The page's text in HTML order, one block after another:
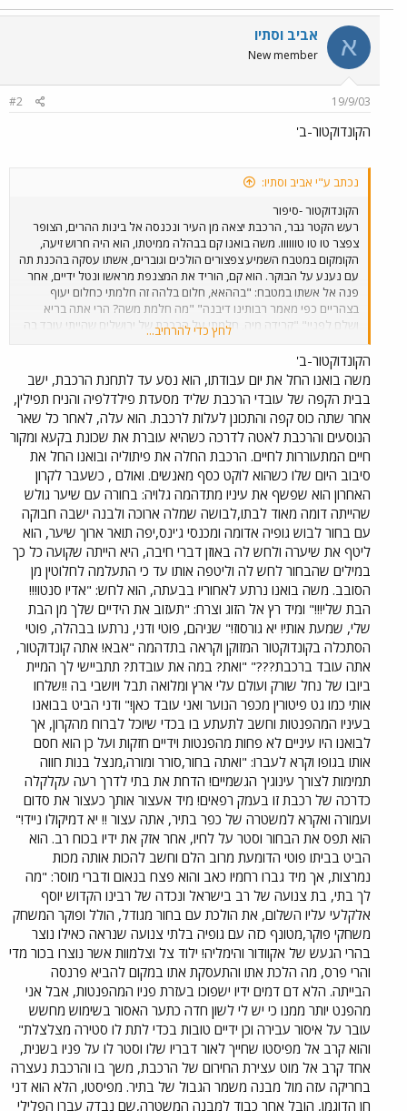
א אביב וסתיו
New member
19/9/03
#2
הקונדוקטור-ב'
נכתב ע"י אביב וסתיו:
הקונדוקטור -סיפור
רעש הקטר גבר, הרכבת יצאה מן העיר ונכנסה אל בינות ההרים, הצופר
צפצר טו טו טוווווו. משה בואנו קם בבהלה ממיטתו, הוא היה חרוש זיעה,
הקומקום במטבח השמיע צפצורים הולכים וגוברים, אשתו עסקה בהכנת תה
עם נענע על הבוקר. הוא קם, הוריד את המצנפת מראשו ונטל ידיים, אחר
פנה אל אשתו במטבח: "בההאא, חלום בלהה זה חלמתי כחלום יעוף
בצהריים כפי מאמר רבותינו דיבנה" "מה חלמת משה? הרי אתה בריא
ושלם לפניי" "קרידה מיה, חלמתי על הרכבת של ירושלים שהייתי עובד בה
כשהייתי אברך עול ימים לפני שהשתדכתי לך, אני מודאג מודאג נרבוזו,
בחייאת אמא שלי עליה השלום" הוא נטל את החליפה והכובע ופסע לעבר
כפר הנוער. מעטפה לבנה חיכתה לו לאחר סדר הבוקר ולאחר ששב אל
משרדו, לשכת הגזית : "סור נא אל מר נשפולק לשיחה" בישרה תכולת
המעטפה החשודה" מר נשפולק חיכה לו במשרד, יחד עמו ישב גם מנהל
כח האדם של הכפר, משה בואנו ראה אותם יושבים ומביטים בו, ועתה הבין
את פשר הדבר. כשיצא מן המשרד של נשפולק שבור לב, הבין כי עקב
צמצומים, הוציאו חלק מן העובדים לחופשה ללא תשלום לזמן ללא הגבלה.
משה בואנו בלע את הכאב כבלוע מנה גדושה של קציצות, הוא חשב על
המשפחה והכבוד הספרדי, נכלם ונבוש לנוכח החוצפה, הוא בלע את זעמו
וחיפש עבודה בשבילו על מנת לפרנס את אשתו עזיזה, את בתו הבכורה
ובניו הקטים יוסף וסלבדור. לאחר זמן מה, ולאחר "דיבור" עם חברים מצא
משה בואנו החרדי, משרה כקונדוקטור בקו הדו יומי מירושלים לתל
אביב.כלומר -מבחינתו חלום הלילה הנורא התגשם. הוא לא סיפר מאום
לאשתו ולבני משפחתו מחמת הכבוד העצמי ומחמת עין הטוב, ואך סיפר כי
הועבר למשרה פקידותית בתל אביב בבוקר היה קם מוקדם, יורד לתחנת
ירושלים, התחנה הוותיקה, אל הרכבת החומה של השכם בבוקר אשר נסעה
בינות לעמק רפאים עד אשר פיתולי הפיתולים שלה נגמרו בתחנת בית
שמש, ושם במרחבי השפלה, שעטה הרכבת אל תחנת לוד, משם אל ראש
העין הנטושה ומשם דרך בני ברק אל תחנת תל ברוך ומשם כחץ נורה הישר
אל תחנת תל אביב ארלוזורוב-ושם ירד בואנו והתחלף עם הקונדוקטור של
קו תל אביב חיפה. מראה בלתי שגרתי היה לו: לבוש כובע כרטיסן והדור זקן,
היה נראה כמו איכר רוסי מן המאה השמונה עשרה, אך כשהיה פותח את
פיו ומרעים, לא היו יודעים הנוסעים הכיצד זה התגלגל ס"ט מכובד שכמותו
אל משרה זוטרה שכזו. נוסעים מעטים היו נוסעים בקו זה, בקושי היה מנין
שמשה בואנו יאמר בו קדיש...והתלמידים של כפר הנוער שהיו נוסעים
לשפלה, העדיפו לעשות זאת באוטובוס. משה בואנו הצטיין בהשלטת חוק
ותשלום, זאת משום שבהיותו נער שימש כקונדוקטור: מספיק היה מבט אחד
מעיניו או נאום עטור בפסוקים וחידודי מילים מפיו על מנת לגרום לנוסע
הכי מרדן לשלם לו את דמי הנסיעה, ובמקרה הכי גרוע של לקוח שאבד
כספו,היה משה בואנו מוריד את החגורה ואומר: "הרי לך פח ריק,חנדראז'ו,
הנה אצליף בך כדבר המאמר חושך שבטו שונא בנו, ואתה לי כמו בן- אך
סורר ומורה, אינו שומע בקול נציג רכבת ישראל ועליך לשלם לי את דמי
הנסיעה ולהמציא זאת לידיי עד נגיע אל תחנת תל אביב, ולא -תימסר לבית
המשמר!" על כן יצא שמעו של בואנו בקרב חוג הנוסעים המעטים של
הרכבת עד אשר דאגו כולם להמציא את הסכום בכיסיהם לפני עבור
עליהם עברת הזעם של בואנו הקפדן. מפיסטו היה כינויו של גולש אינטרנט
צעיר שהירבה להלך קסם על גולשות הצ'אטים למיניהן, שמו האמיתי היה
דני חן,יליד ירושלים,הוא היה מהפנט,קוסם,שובה לב כלפי בנות המין השני
אשר מצאו חן בעיניו.ולאחר שהיה משיג את שלו, היה נוטש אותן לאנחות
כשכרסן בין שיניהן והוא חפשי להיעלם לחו"ל לתקופה עד שוך זעם....(מפני
שהיה לו דרכון בריטי) וכמו כן סחר ברכוש גנוב שהשיג מפריצות לבתים.
באחת מן הגיחות שלו לצ'אט "קוקילידה" נתקל הוא בגולשת מתחילה בשם
פוטי, הוא (כצייד נשים מקצוען) ביקש לדעת עליה: -פוטי, מה את עושה
בימים טרופים אלו? -עובדת כפקידה בארגון -אני מפיסטו,גולש ותיק כאן,
שמעת עליי? -לא, אני חדשה ודי תמימה בעסק - ובכן, אני מעוניין להכיר
אותך ואף לכתוב לך כמה משפטים נחמדים הוא דיסקס אתה עוד כמה
לחץ כדי להרחיב...
הקונדוקטור-ב'
משה בואנו החל את יום עבודתו, הוא נסע עד לתחנת הרכבת, ישב
בבית הקפה של עובדי הרכבת שליד מסעדת פילדלפיה והניח תפילין,
אחר שתה כוס קפה והתכונן לעלות לרכבת. הוא עלה, לאחר כל שאר
הנוסעים והרכבת לאטה לדרכה כשהיא עוברת את שכונת בקעא ומקור
חיים המתעוררות לחיים. הרכבת החלה את פיתוליה ובואנו החל את
סיבוב היום שלו כשהוא לוקט כסף מאנשים. ואולם , כשעבר לקרון
האחרון הוא שפשף את עיניו מתדהמה גלויה: בחורה עם שיער גולש
שהייתה דומה מאוד לבתו,לבושה שמלה ארוכה ולבנה ישבה חבוקה
עם בחור לבוש גופיה אדומה ומכנסי ג'ינס,יפה תואר ארוך שיער, הוא
ליטף את שיערה ולחש לה באוזן דברי חיבה, היא הייתה שקועה כל כך
במילים שהבחור לחש לה וליטפה אותו עד כי התעלמה לחלוטין מן
הסובב. משה בואנו נרתע לאחוריו בבעתה, הוא לחש: "אדיו סנטו!!!
הבת שלי!!!" ומיד רץ אל הזוג וצרח: "תעזוב את הידיים שלך מן הבת
שלי, שמעת אותי! יא גורסוז!" שניהם, פוטי ודני, נרתעו בבהלה, פוטי
הסתכלה בקונדוקטור המזוקן וקראה בתדהמה "אבא! אתה קונדוקטור,
אתה עובד ברכבת???" "ואת? במה את עובדת? תתביישי לך המיית
ביובו של נחל שורק ועולם עלי ארץ ומלואה תבל ויושבי בה !!שלחו
אותי כמו גט פיטורין מכפר הנוער ואני עובד כאן!" ודני הביט בבואנו
בעיניו המהפנטות וחשב לתעתע בו בכדי שיוכל לברוח מהקרון, אך
לבואנו היו עיניים לא פחות מהפנטות וידיים חזקות ועל כן הוא חסם
אותו בגופו וקרא לעברו: "ואתה בחור,סורר ומורה,מנצל בנות חווה
תמימות לצורך עינוגיך הגשמיים! הדחת את בתי לדרך רעה עקלקלה
כדרכה של רכבת זו בעמק רפאים! מיד אעצור אותך כעצור את סדום
ועמורה ואקרא למשטרה של כפר בתיר, אתה עצור !! יא דמיקולו נייד!"
הוא תפס את הבחור וסטר על לחיו, אחר אזק את ידיו בכוח רב. הוא
הביט בביתו פוטי הדומעת מרוב הלם וחשב להכות אותה מכות
נמרצות, אך מיד גברו רחמיו כאב והוא פצח בנאום ודברי מוסר: "מה
לך בתי, בת צנועה של רב בישראל ונכדה של רבינו הקדוש יוסף
אלקלעי עליו השלום, את הולכת עם בחור מגודל, הולל ופוקר המשחק
משחקי פוקר,מטונף כזה עם גופיה בלתי צנועה שנראה כאילו נוצר
בהרי הגעש של אקוודור והימליה! ילוד צל וצלמוות אשר נוצרו בכור מדי
והרי פרס, מה הלכת אתו והתעסקת אתו במקום להביא פרנסה
הבייתה. הלא דם דמים ידיו ישפוכו בעזרת פניו המהפנטות, אבל אני
מהפנט יותר ממנו כי יש לי לשון חדה כתער האסור בשימוש מחשש
עובר על איסור עבירה וכן ידיים טובות בכדי לתת לו סטירה מצלצלת"
והוא קרב אל מפיסטו שחייך לאור דבריו שלו וסטר לו על פניו בשנית,
אחד קרב אל מוט עצירת החירום של הרכבת, משך בו והרכבת נעצרה
בחריקה עזה מול מבנה משמר הגבול של בתיר. מפיסטו, הלא הוא דני
חן הדוגמן, הובל אחר כבוד למבנה המשטרה,שם נבדק עברו הפלילי